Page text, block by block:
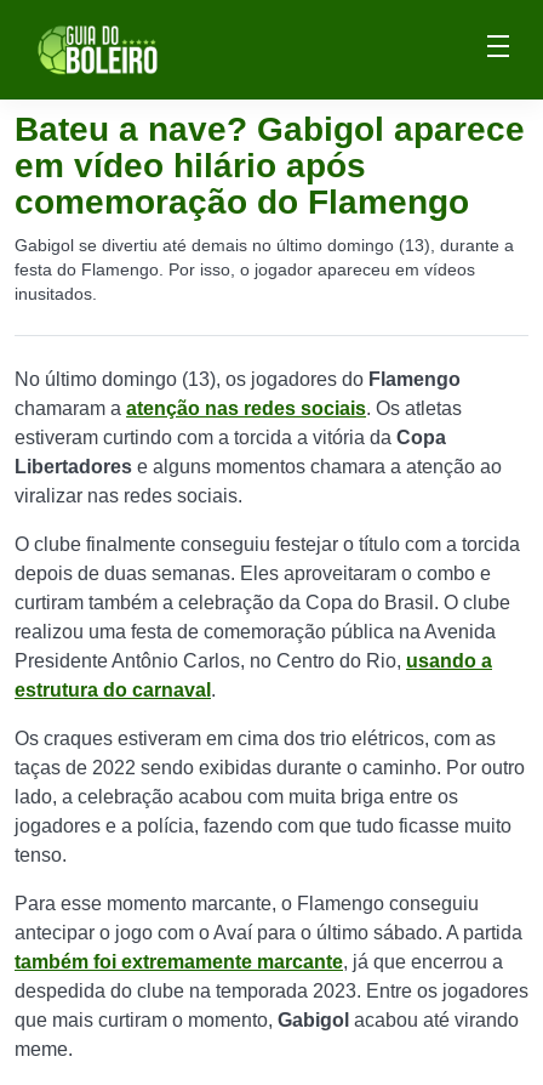
Bateu a nave? Gabigol aparece
em vídeo hilário após
comemoração do Flamengo
Gabigol se divertiu até demais no último domingo (13), durante a
festa do Flamengo. Por isso, o jogador apareceu em vídeos
inusitados.
No último domingo (13), os jogadores do Flamengo
chamaram a atenção nas redes sociais. Os atletas
estiveram curtindo com a torcida a vitória da Copa
Libertadores e alguns momentos chamara a atenção ao
viralizar nas redes sociais.
O clube finalmente conseguiu festejar o título com a torcida
depois de duas semanas. Eles aproveitaram o combo e
curtiram também a celebração da Copa do Brasil. O clube
realizou uma festa de comemoração pública na Avenida
Presidente Antônio Carlos, no Centro do Rio, usando a
estrutura do carnaval .
Os craques estiveram em cima dos trio elétricos, com as
taças de 2022 sendo exibidas durante o caminho. Por outro
lado, a celebração acabou com muita briga entre os
jogadores e a polícia, fazendo com que tudo ficasse muito
tenso.
Para esse momento marcante, o Flamengo conseguiu
antecipar o jogo com o Avaí para o último sábado. A partida
também foi extremamente marcante, já que encerrou a
despedida do clube na temporada 2023. Entre os jogadores
que mais curtiram o momento, Gabigol acabou até virando
meme.